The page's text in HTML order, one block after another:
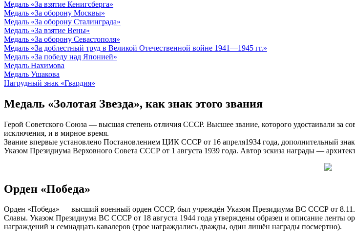
Медаль «За взятие Кенигсберга»
Медаль «За оборону Москвы»
Медаль «За оборону Сталинграда»
Медаль «За взятие Вены»
Медаль «За оборону Севастополя»
Медаль «За доблестный труд в Великой Отечественной войне 1941—1945 гг.»
Медаль «За победу над Японией»
Медаль Нахимова
Медаль Ушакова
Нагрудный знак «Гвардия»
Медаль «Золотая Звезда», как знак этого звания
Герой Советского Союза — высшая степень отличия СССР. Высшее звание, которого удостаивали за
исключения, и в мирное время.
Звание впервые установлено Постановлением ЦИК СССР от 16 апреля1934 года, дополнительный
Указом Президиума Верховного Совета СССР от 1 августа 1939 года. Автор эскиза награды —
Орден «Победа»
Орден «Победа» — высший военный орден СССР, был учреждён Указом Президиума ВС СССР от
Славы. Указом Президиума ВС СССР от 18 августа 1944 года утверждены образец и описание ленты
награждений и семнадцать кавалеров (трое награждались дважды, один лишён награды посмертно).